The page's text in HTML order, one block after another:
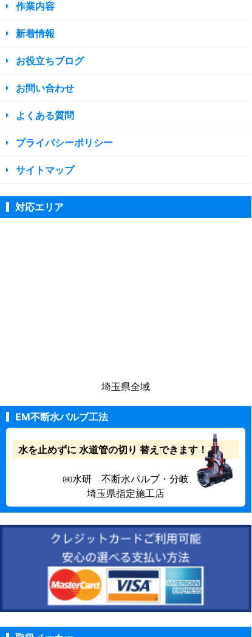
作業内容
新着情報
お役立ちブログ
お問い合わせ
よくある質問
プライバシーポリシー
サイトマップ
対応エリア
埼玉県全域
EM不断水バルブ工法
水を止めずに 水道管の切り 替えできます！
㈱水研 不断水バルブ・分岐
埼玉県指定施工店